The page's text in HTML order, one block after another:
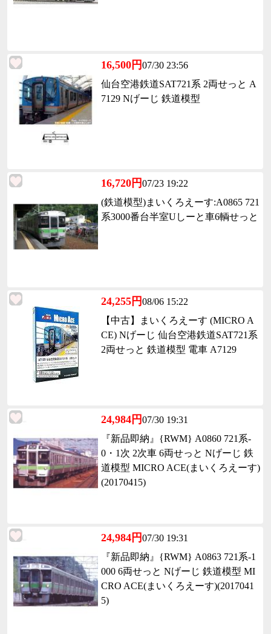
16,500円07/30 23:56
仙台空港鉄道SAT721系 2両せっと A
7129 Nげーじ 鉄道模型
16,720円07/23 19:22
(鉄道模型)まいくろえーす:A0865 721
系3000番台半室Uしーと車6輌せっと
24,255円08/06 15:22
【中古】まいくろえーす (MICRO A
CE) Nげーじ 仙台空港鉄道SAT721系
2両せっと 鉄道模型 電車 A7129
24,984円07/30 19:31
『新品即納』{RWM} A0860 721系-
0・1次 2次車 6両せっと Nげーじ 鉄
道模型 MICRO ACE(まいくろえーす)
(20170415)
24,984円07/30 19:31
『新品即納』{RWM} A0863 721系-1
000 6両せっと Nげーじ 鉄道模型 MI
CRO ACE(まいくろえーす)(2017041
5)